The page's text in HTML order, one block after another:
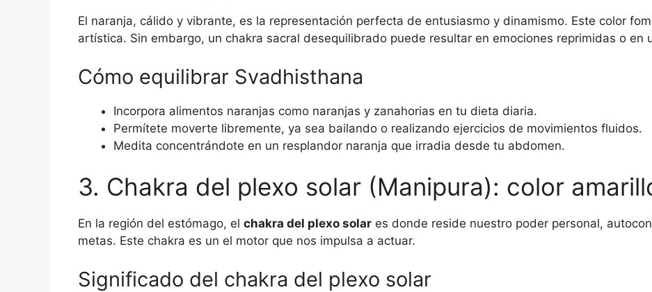
El naranja, cálido y vibrante, es la representación perfecta de entusiasmo y dinamismo. Este color
artística. Sin embargo, un chakra sacral desequilibrado puede resultar en emociones reprimidas o en
Cómo equilibrar Svadhisthana
Incorpora alimentos naranjas como naranjas y zanahorias en tu dieta diaria.
Permítete moverte libremente, ya sea bailando o realizando ejercicios de movimientos fluidos.
Medita concentrándote en un resplandor naranja que irradia desde tu abdomen.
3. Chakra del plexo solar (Manipura): color
En la región del estómago, el chakra del plexo solar es donde reside nuestro poder personal,
metas. Este chakra es un el motor que nos impulsa a actuar.
Significado del chakra del plexo solar